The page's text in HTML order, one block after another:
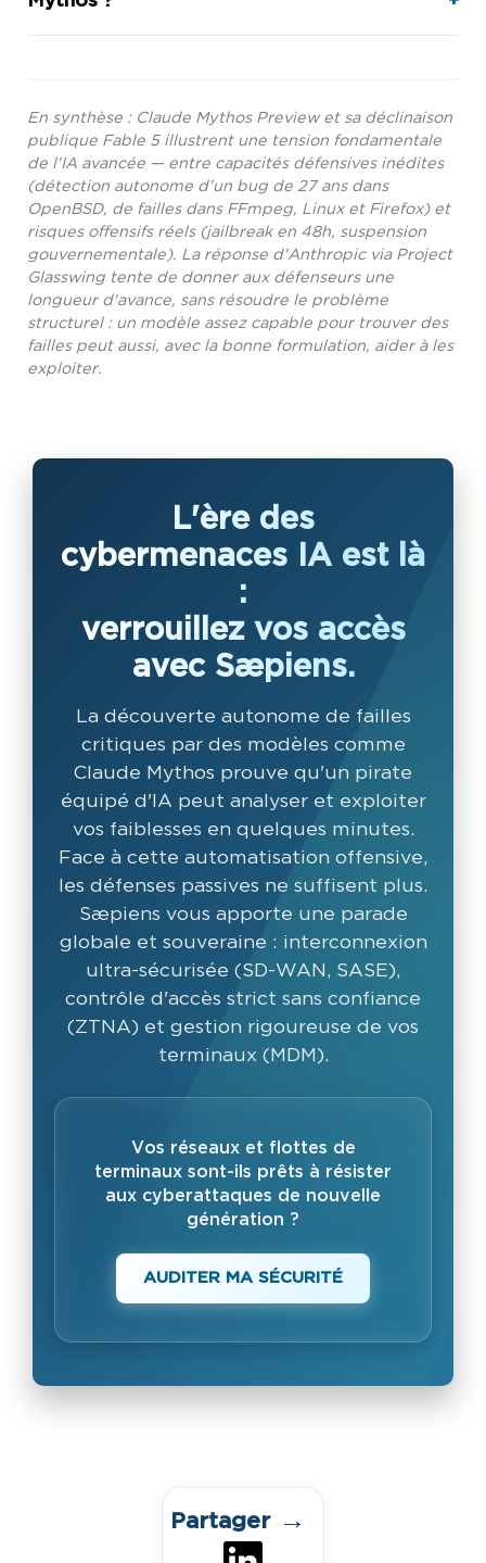
En synthèse : Claude Mythos Preview et sa déclinaison
publique Fable 5 illustrent une tension fondamentale
de l'IA avancée — entre capacités défensives inédites
(détection autonome d'un bug de 27 ans dans
OpenBSD, de failles dans FFmpeg, Linux et Firefox) et
risques offensifs réels (jailbreak en 48h, suspension
gouvernementale). La réponse d'Anthropic via Project
Glasswing tente de donner aux défenseurs une
longueur d'avance, sans résoudre le problème
structurel : un modèle assez capable pour trouver des
failles peut aussi, avec la bonne formulation, aider à les
exploiter.
L'ère des
cybermenaces IA est là
:
verrouillez vos accès
avec Sæpiens.
La découverte autonome de failles
critiques par des modèles comme
Claude Mythos prouve qu'un pirate
équipé d'IA peut analyser et exploiter
vos faiblesses en quelques minutes.
Face à cette automatisation offensive,
les défenses passives ne suffisent plus.
Sæpiens vous apporte une parade
globale et souveraine : interconnexion
ultra-sécurisée (SD-WAN, SASE),
contrôle d'accès strict sans confiance
(ZTNA) et gestion rigoureuse de vos
terminaux (MDM).
Vos réseaux et flottes de
terminaux sont-ils prêts à résister
aux cyberattaques de nouvelle
génération ?
AUDITER MA SÉCURITÉ
Partager →